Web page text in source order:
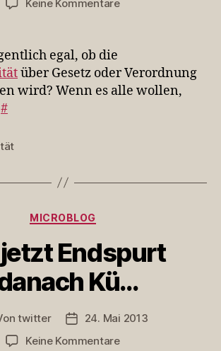
Keine Kommentare
eigentlich
egal,
…
egal, ob die
über Gesetz oder Verordnung
wird? Wenn es alle wollen,
#
Kategorien
MICROBLOG
jetzt Endspurt
Kü…
twitter Veröffentlichungsdatum
24. Mai 2013
Keine Kommentarezu